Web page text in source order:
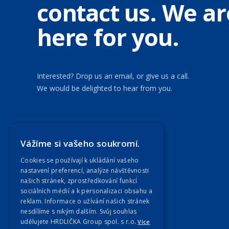
contact us. We
here for you.
Interested? Drop us an email, or give us a call.
We would be delighted to hear from you.
Our Companies
Vážíme si vašeho soukromí.
Cookies se používají k ukládání vašeho
nastavení preferencí, analýze návštěvnosti
našich stránek, zprostředkování funkcí
sociálních médií a k personalizaci obsahu a
reklam. Informace o užívání našich stránek
nesdílíme s nikým dalším. Svůj souhlas
udělujete HRDLIČKA Group spol. s r.o.Více